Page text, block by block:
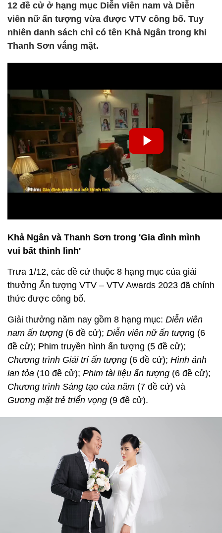
12 đề cử ở hạng mục Diễn viên nam và Diễn
viên nữ ấn tượng vừa được VTV công bố. Tuy
nhiên danh sách chỉ có tên Khả Ngân trong khi
Thanh Sơn vắng mặt.
Khả Ngân và Thanh Sơn trong 'Gia đình mình
vui bất thình lình'
Trưa 1/12, các đề cử thuộc 8 hạng mục của giải
thưởng Ấn tượng VTV – VTV Awards 2023 đã chính
thức được công bố.
Giải thưởng năm nay gồm 8 hạng mục: Diễn viên
nam ấn tượng (6 đề cử); Diễn viên nữ ấn tượng (6
đề cử); Phim truyền hình ấn tượng (5 đề cử);
Chương trình Giải trí ấn tượng (6 đề cử); Hình ảnh
lan tỏa (10 đề cử); Phim tài liệu ấn tượng (6 đề cử);
Chương trình Sáng tạo của năm (7 đề cử) và
Gương mặt trẻ triển vọng (9 đề cử).